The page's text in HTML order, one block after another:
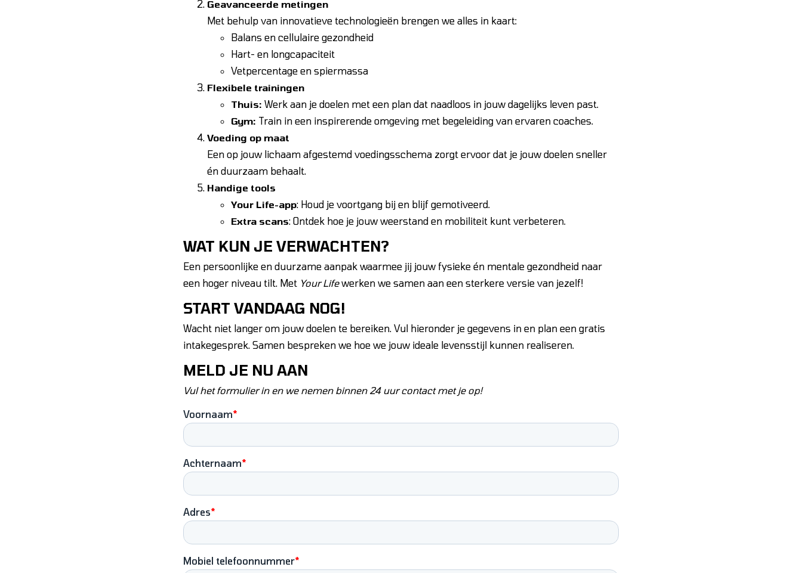
Geavanceerde metingen
Met behulp van innovatieve technologieën brengen we alles in kaart:
Balans en cellulaire gezondheid
Hart- en longcapaciteit
Vetpercentage en spiermassa
Flexibele trainingen
Thuis: Werk aan je doelen met een plan dat naadloos in jouw dagelijks leven past.
Gym: Train in een inspirerende omgeving met begeleiding van ervaren coaches.
Voeding op maat
Een op jouw lichaam afgestemd voedingsschema zorgt ervoor dat je jouw doelen sneller
én duurzaam behaalt.
Handige tools
Your Life-app: Houd je voortgang bij en blijf gemotiveerd.
Extra scans: Ontdek hoe je jouw weerstand en mobiliteit kunt verbeteren.
WAT KUN JE VERWACHTEN?
Een persoonlijke en duurzame aanpak waarmee jij jouw fysieke én mentale gezondheid naar
een hoger niveau tilt. Met Your Lifewerken we samen aan een sterkere versie van jezelf!
START VANDAAG NOG!
Wacht niet langer om jouw doelen te bereiken. Vul hieronder je gegevens in en plan een gratis
intakegesprek. Samen bespreken we hoe we jouw ideale levensstijl kunnen realiseren.
MELD JE NU AAN
Vul het formulier in en we nemen binnen 24 uur contact met je op!